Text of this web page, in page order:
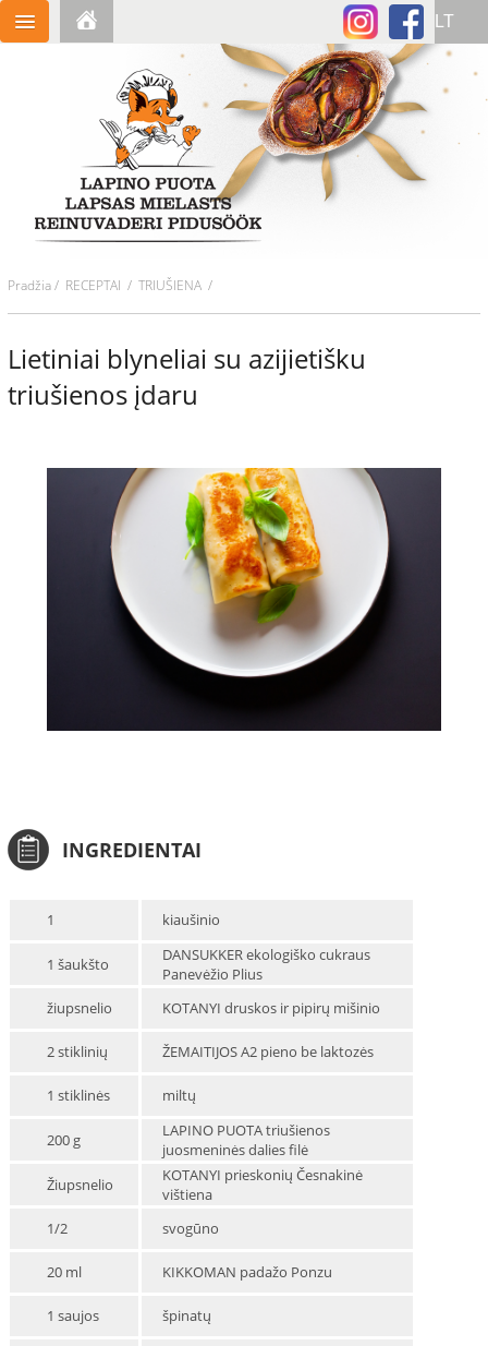
Pradžia/ RECEPTAI / TRIUŠIENA /
Lietiniai blyneliai su azijietišku
triušienos įdaru
INGREDIENTAI
1 kiaušinio
1 šaukšto
DANSUKKER ekologiško cukraus
Panevėžio Plius
žiupsnelio
KOTANYI druskos ir pipirų mišinio
2 stiklinių ŽEMAITIJOS A2 pieno be laktozės
1 stiklinės miltų
200 g
LAPINO PUOTA triušienos
juosmeninės dalies filė
Žiupsnelio
KOTANYI prieskonių Česnakinė
vištiena
1/2
svogūno
20 ml KIKKOMAN padažo Ponzu
1 saujos špinatų